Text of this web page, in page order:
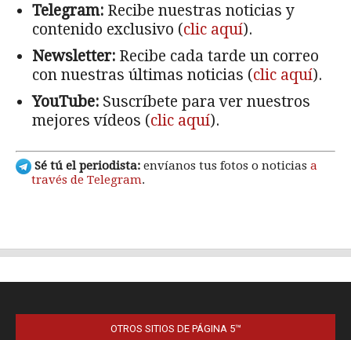
OTROS SITIOS DE PÁGINA 5™